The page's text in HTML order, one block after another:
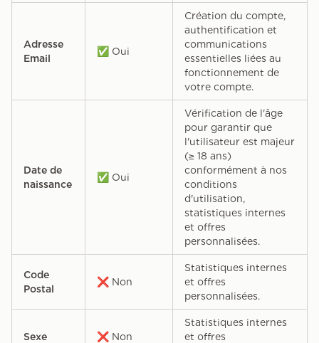
Adresse
Email
✅ Oui
Création du compte,
authentification et
communications
essentielles liées au
fonctionnement de
votre compte.
Date de
naissance
✅ Oui
Vérification de l'âge
pour garantir que
l'utilisateur est majeur
(≥ 18 ans)
conformément à nos
conditions
d'utilisation,
statistiques internes
et offres
personnalisées.
Code
Postal
❌ Non
Statistiques internes
et offres
personnalisées.
Sexe ❌ Non
Statistiques internes
et offres